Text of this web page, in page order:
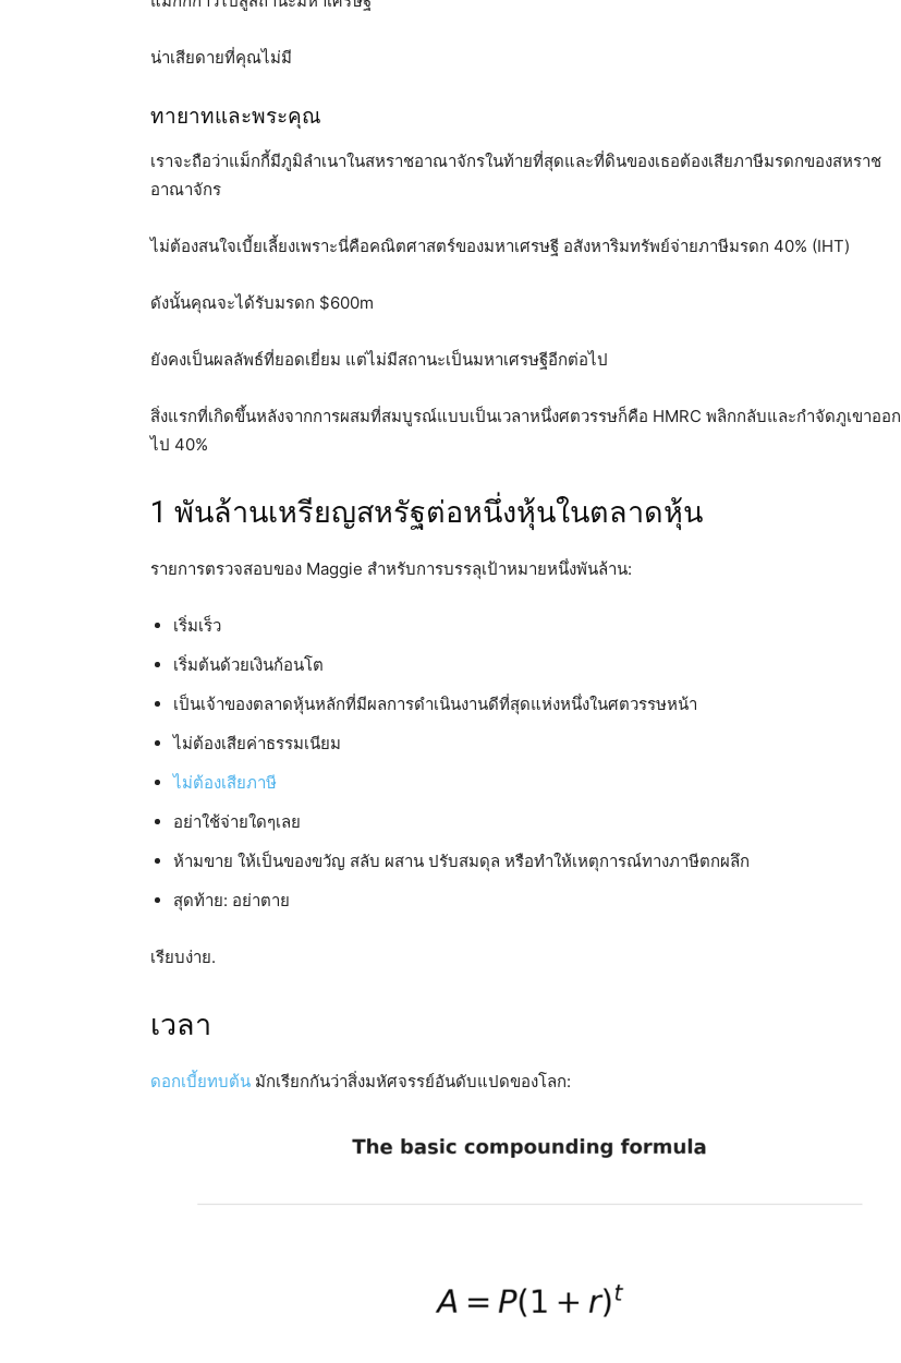
น่าเสียดายที่คุณไม่มี
ทายาทและพระคุณ
เราจะถือว่าแม็กกี้มีภูมิลำเนาในสหราชอาณาจักรในท้ายที่สุดและที่ดินของเธอต้องเสียภาษีมรดกของสหราช
อาณาจักร
ไม่ต้องสนใจเบี้ยเลี้ยงเพราะนี่คือคณิตศาสตร์ของมหาเศรษฐี อสังหาริมทรัพย์จ่ายภาษีมรดก 40% (IHT)
ดังนั้นคุณจะได้รับมรดก $600m
ยังคงเป็นผลลัพธ์ที่ยอดเยี่ยม แต่ไม่มีสถานะเป็นมหาเศรษฐีอีกต่อไป
สิ่งแรกที่เกิดขึ้นหลังจากการผสมที่สมบูรณ์แบบเป็นเวลาหนึ่งศตวรรษก็คือ HMRC พลิกกลับและกำจัดภูเขาออก
ไป 40%
1 พันล้านเหรียญสหรัฐต่อหนึ่งหุ้นในตลาดหุ้น
รายการตรวจสอบของ Maggie สำหรับการบรรลุเป้าหมายหนึ่งพันล้าน:
เริ่มเร็ว
เริ่มต้นด้วยเงินก้อนโต
เป็นเจ้าของตลาดหุ้นหลักที่มีผลการดำเนินงานดีที่สุดแห่งหนึ่งในศตวรรษหน้า
ไม่ต้องเสียค่าธรรมเนียม
ไม่ต้องเสียภาษี
อย่าใช้จ่ายใดๆเลย
ห้ามขาย ให้เป็นของขวัญ สลับ ผสาน ปรับสมดุล หรือทำให้เหตุการณ์ทางภาษีตกผลึก
สุดท้าย: อย่าตาย
เรียบง่าย.
เวลา
ดอกเบี้ยทบต้น มักเรียกกันว่าสิ่งมหัศจรรย์อันดับแปดของโลก: